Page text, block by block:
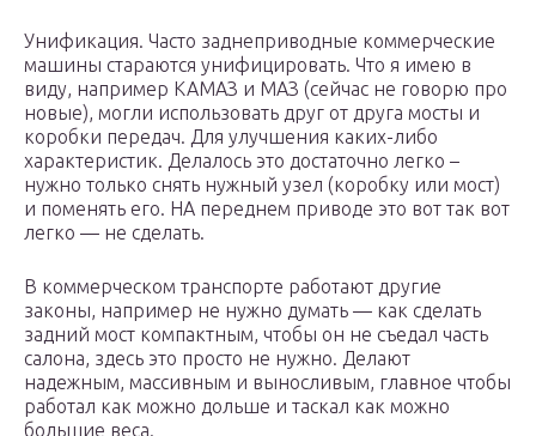
Унификация. Часто заднеприводные коммерческие
машины стараются унифицировать. Что я имею в
виду, например КАМАЗ и МАЗ (сейчас не говорю про
новые), могли использовать друг от друга мосты и
коробки передач. Для улучшения каких-либо
характеристик. Делалось это достаточно легко –
нужно только снять нужный узел (коробку или мост)
и поменять его. НА переднем приводе это вот так вот
легко — не сделать.
В коммерческом транспорте работают другие
законы, например не нужно думать — как сделать
задний мост компактным, чтобы он не съедал часть
салона, здесь это просто не нужно. Делают
надежным, массивным и выносливым, главное чтобы
работал как можно дольше и таскал как можно
большие веса.